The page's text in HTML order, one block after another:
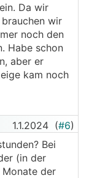
Da wir
wir
noch den
Habe schon
aber er
kam noch
1.1.2024 (#6)
Bei
(in der
der